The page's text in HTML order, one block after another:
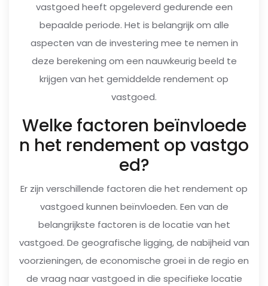
vastgoed heeft opgeleverd gedurende een
bepaalde periode. Het is belangrijk om alle
aspecten van de investering mee te nemen in
deze berekening om een nauwkeurig beeld te
krijgen van het gemiddelde rendement op
vastgoed.
Welke factoren beïnvloede
n het rendement op vastgo
ed?
Er zijn verschillende factoren die het rendement op
vastgoed kunnen beïnvloeden. Een van de
belangrijkste factoren is de locatie van het
vastgoed. De geografische ligging, de nabijheid van
voorzieningen, de economische groei in de regio en
de vraag naar vastgoed in die specifieke locatie